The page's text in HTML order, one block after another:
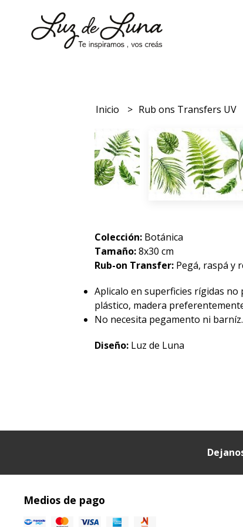
Inicio Rub ons Transfers UV
Colección: Botánica
Tamaño:8x30 cm
Rub-on Transfer: Pegá, raspá y
Aplicalo en superficies rígidas no
plástico, madera
No necesita pegamento ni barníz.
Diseño: Luz de Luna
Medios de pago